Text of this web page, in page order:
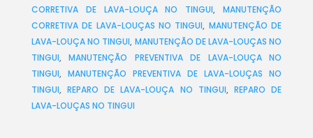
CORRETIVA DE LAVA-LOUÇA NO TINGUI,MANUTENÇÃO
CORRETIVA DE LAVA-LOUÇAS NO TINGUI, MANUTENÇÃO DE
LAVA-LOUÇA NO TINGUI, MANUTENÇÃO DE LAVA-LOUÇAS NO
TINGUI,MANUTENÇÃO PREVENTIVA DE LAVA-LOUÇA NO
TINGUI, MANUTENÇÃO PREVENTIVA DE LAVA-LOUÇAS NO
TINGUI, REPARO DE LAVA-LOUÇA NO TINGUI, REPARO DE
LAVA-LOUÇAS NO TINGUI